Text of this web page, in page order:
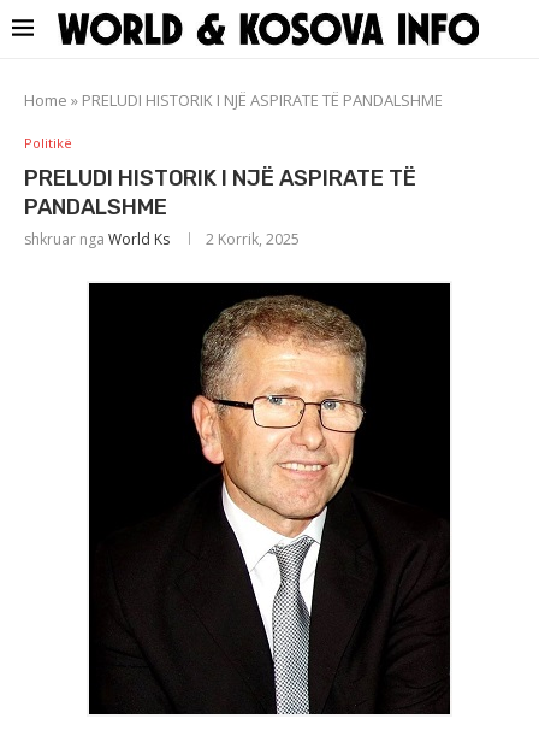
Home » PRELUDI HISTORIK I NJË ASPIRATE TË PANDALSHME
Politikë
PRELUDI HISTORIK I NJË ASPIRATE TË
PANDALSHME
shkruar nga World Ks 2 Korrik, 2025